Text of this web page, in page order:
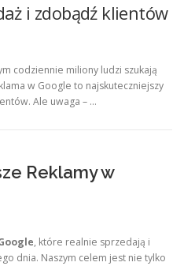
i zdobądź klientów
codziennie miliony ludzi szukają
w Google to najskuteczniejszy
Ale uwaga – …
Reklamy w
, które realnie sprzedają i
dnia. Naszym celem jest nie tylko